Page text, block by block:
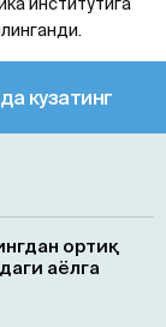
кузатинг
ортиқ
аёлга